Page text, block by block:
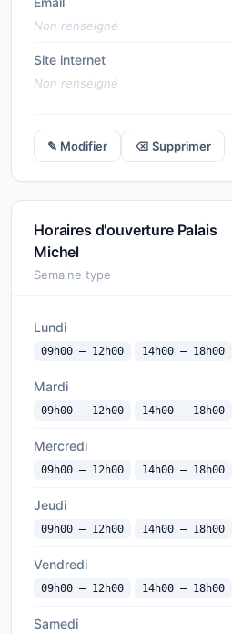
Non renseigné
Site internet
Non renseigné
✎ Modifier ⌫ Supprimer
Horaires d'ouverture Palais
Michel
Semaine type
Lundi
09h00 — 12h00 14h00 — 18h00
Mardi
09h00 — 12h00 14h00 — 18h00
Mercredi
09h00 — 12h00 14h00 — 18h00
Jeudi
09h00 — 12h00 14h00 — 18h00
Vendredi
09h00 — 12h00 14h00 — 18h00
Samedi